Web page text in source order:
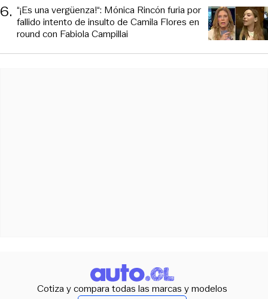
6. “¡Es una vergüenza!“: Mónica Rincón furia por
fallido intento de insulto de Camila Flores en
round con Fabiola Campillai
Cotiza y compara todas las marcas y modelos